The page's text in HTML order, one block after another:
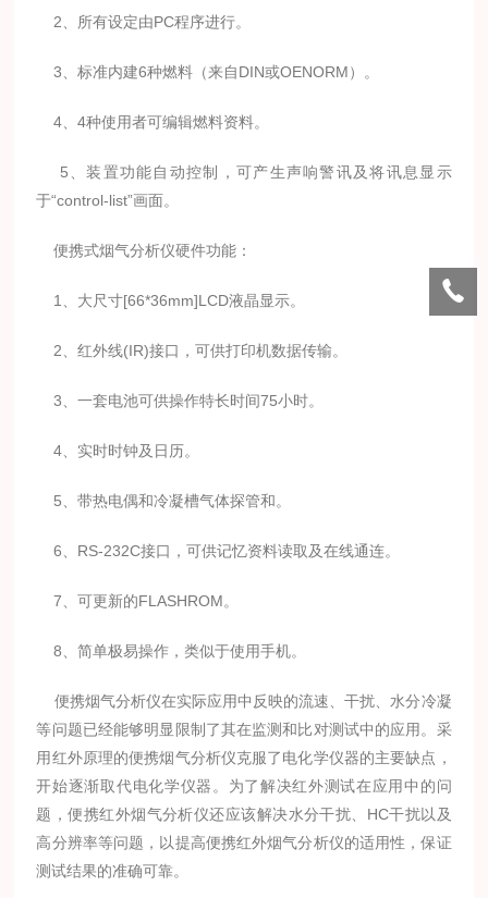
2、所有设定由PC程序进行。
3、标准内建6种燃料（来自DIN或OENORM）。
4、4种使用者可编辑燃料资料。
5、装置功能自动控制，可产生声响警讯及将讯息显示
于“control-list”画面。
便携式烟气分析仪硬件功能：
1、大尺寸[66*36mm]LCD液晶显示。
2、红外线(IR)接口，可供打印机数据传输。
3、一套电池可供操作特长时间75小时。
4、实时时钟及日历。
5、带热电偶和冷凝槽气体探管和。
6、RS-232C接口，可供记忆资料读取及在线通连。
7、可更新的FLASHROM。
8、简单极易操作，类似于使用手机。
便携烟气分析仪在实际应用中反映的流速、干扰、水分冷凝
等问题已经能够明显限制了其在监测和比对测试中的应用。采
用红外原理的便携烟气分析仪克服了电化学仪器的主要缺点，
开始逐渐取代电化学仪器。为了解决红外测试在应用中的问
题，便携红外烟气分析仪还应该解决水分干扰、HC干扰以及
高分辨率等问题，以提高便携红外烟气分析仪的适用性，保证
测试结果的准确可靠。